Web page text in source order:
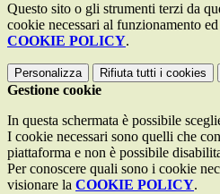
Questo sito o gli strumenti terzi da
cookie necessari al funzionamento
COOKIE POLICY.
Personalizza Rifiuta tutti i cookies
Gestione cookie
In questa schermata è possibile
I cookie necessari sono quelli che
piattaforma e non è possibile
Per conoscere quali sono i cookie
visionare la COOKIE POLICY.